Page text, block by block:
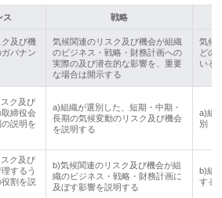
ス 戦略
及び機
バナン
気候関連のリスク及び機会が組織
のビジネス・戦略・財務計画への
実際の及び潜在的な影響を、重要
な場合は開示する
気候
どの
いる
ク及び
締役会
説明を
a)組織が選別した、短期・中期・
長期の気候変動のリスク及び機会
を説明する
a)組
別・
ク及び
するう
割を説
b)気候関連のリスク及び機会が組
織のビジネス・戦略・財務計画に
及ぼす影響を説明する
b)組
する